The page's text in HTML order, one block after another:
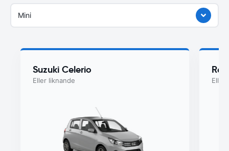
Mini
Suzuki Celerio
Eller liknande Eller